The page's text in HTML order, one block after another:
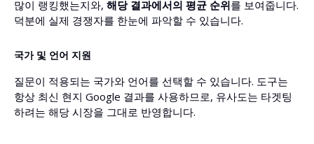
많이 랭킹했는지와, 해당 결과에서의 평균 순위를 보여줍니다.
덕분에 실제 경쟁자를 한눈에 파악할 수 있습니다.
국가 및 언어 지원
질문이 적용되는 국가와 언어를 선택할 수 있습니다. 도구는
항상 최신 현지 Google 결과를 사용하므로, 유사도는 타겟팅
하려는 해당 시장을 그대로 반영합니다.